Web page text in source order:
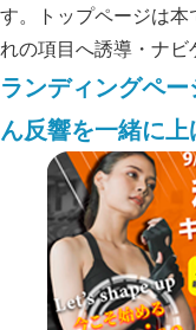
す。トップページは
れの項目へ誘導・ナビ
ランディングペ
ん反響を一緒に上